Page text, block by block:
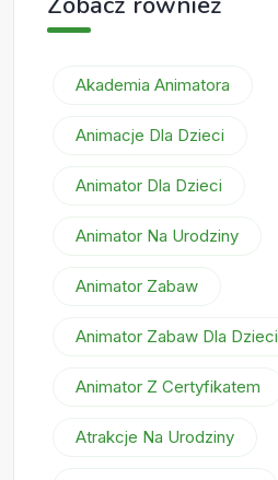
Akademia Animatora
Animacje Dla Dzieci
Animator Dla Dzieci
Animator Na Urodziny
Animator Zabaw
Animator Zabaw Dla Dzieci
Animator Z Certyfikatem
Atrakcje Na Urodziny